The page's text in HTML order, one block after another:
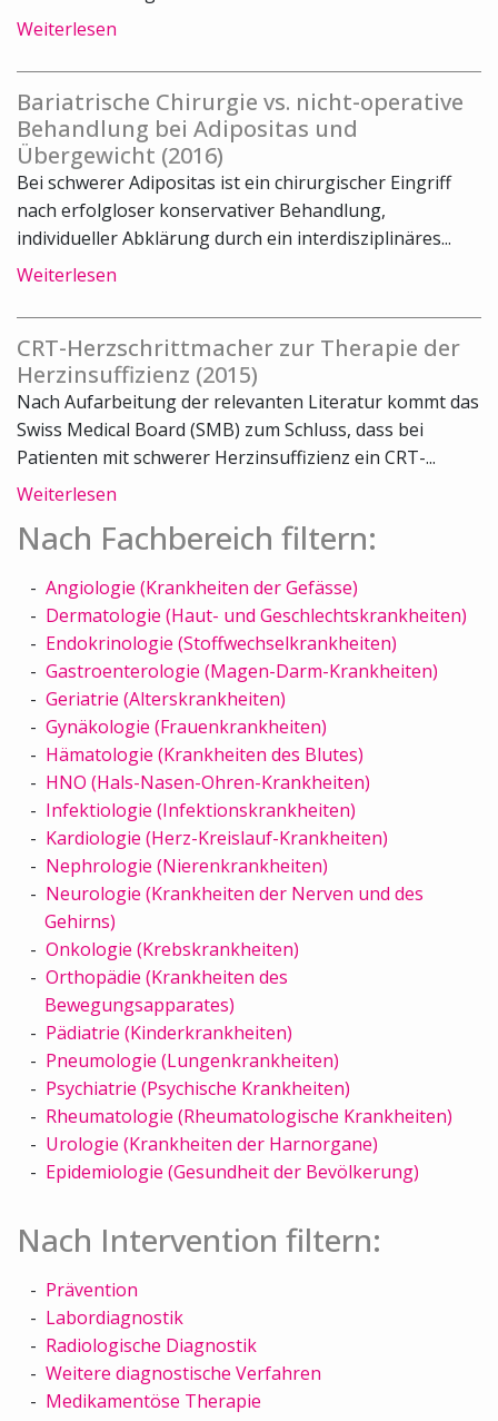
Weiterlesen
Bariatrische Chirurgie vs. nicht-operative
Behandlung bei Adipositas und
Übergewicht (2016)
Bei schwerer Adipositas ist ein chirurgischer Eingriff
nach erfolgloser konservativer Behandlung,
individueller Abklärung durch ein interdisziplinäres...
Weiterlesen
CRT-Herzschrittmacher zur Therapie der
Herzinsuffizienz (2015)
Nach Aufarbeitung der relevanten Literatur kommt das
Swiss Medical Board (SMB) zum Schluss, dass bei
Patienten mit schwerer Herzinsuffizienz ein CRT-...
Weiterlesen
Nach Fachbereich filtern:
Angiologie (Krankheiten der Gefässe)
Dermatologie (Haut- und Geschlechtskrankheiten)
Endokrinologie (Stoffwechselkrankheiten)
Gastroenterologie (Magen-Darm-Krankheiten)
Geriatrie (Alterskrankheiten)
Gynäkologie (Frauenkrankheiten)
Hämatologie (Krankheiten des Blutes)
HNO (Hals-Nasen-Ohren-Krankheiten)
Infektiologie (Infektionskrankheiten)
Kardiologie (Herz-Kreislauf-Krankheiten)
Nephrologie (Nierenkrankheiten)
Neurologie (Krankheiten der Nerven und des
Gehirns)
Onkologie (Krebskrankheiten)
Orthopädie (Krankheiten des
Bewegungsapparates)
Pädiatrie (Kinderkrankheiten)
Pneumologie (Lungenkrankheiten)
Psychiatrie (Psychische Krankheiten)
Rheumatologie (Rheumatologische Krankheiten)
Urologie (Krankheiten der Harnorgane)
Epidemiologie (Gesundheit der Bevölkerung)
Nach Intervention filtern:
Prävention
Labordiagnostik
Radiologische Diagnostik
Weitere diagnostische Verfahren
Medikamentöse Therapie